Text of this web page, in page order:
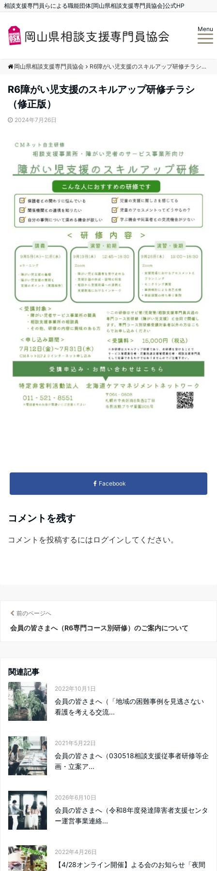
相談支援専門員らによる職能団体[岡山県相談支援専門員協会]公式HP
Menu
岡山県相談支援専門員協会 R6障がい児支援のスキルアップ研修チラシ（修正版）
R6障がい児支援のスキルアップ研修チラシ
（修正版）
2024年7月26日
Facebook
コメントを残す
コメントを投稿するには ログイン してください。
前のページへ
会員の皆さまへ（R6専門コース別研修）のご案内について
関連記事
2022年10月1日
会員の皆さまへ（「地域の困難事例を見逃さない
看護を考える交流...
2021年5月22日
会員の皆さまへ（030518相談支援従事者研修等企
画・立案ア...
2026年6月10日
会員の皆さまへ（令和8年度発達障害者支援センタ
ー運営事業連絡...
2022年4月26日
【4/28オンライン開催】よる会のお知らせ「夜間